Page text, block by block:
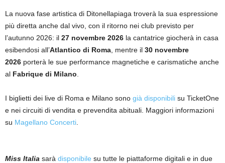
La nuova fase artistica di Ditonellapiaga troverà la sua espressione
più diretta anche dal vivo, con il ritorno nei club previsto per
l’autunno 2026: il 27 novembre 2026 la cantatrice giocherà in casa
esibendosi all’Atlantico di Roma , mentre il 30 novembre
2026 porterà le sue performance magnetiche e carismatiche anche
al Fabrique di Milano
I biglietti dei live di Roma e Milano sono già disponibili su TicketOne
e nei circuiti di vendita e prevendita abituali. Maggiori informazioni
su Magellano Concerti
Miss Italia sarà disponibile su tutte le piattaforme digitali e in due